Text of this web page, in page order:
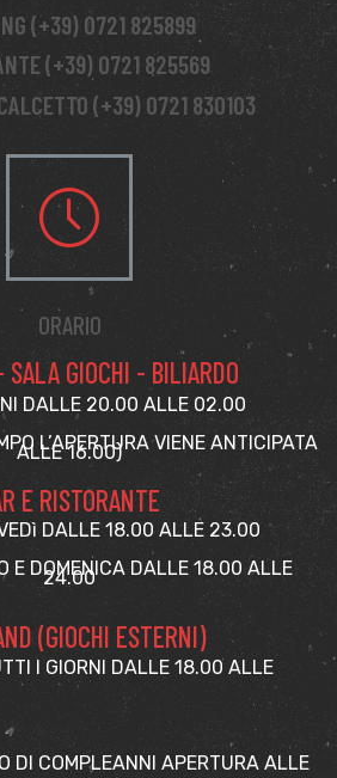
(+39) 0721 825899
(+39) 0721 825569
(+39) 0721 830103
ORARIO
SALA GIOCHI - BILIARDO
DALLE 20.00 ALLE 02.00
L’APERTURA VIENE ANTICIPATA
ALLE 16.00)
E RISTORANTE
DALLE 18.00 ALLE 23.00
E DOMENICA DALLE 18.00 ALLE
24.00
(GIOCHI ESTERNI)
DALLE 18.00 ALLE
APERTURA ALLE